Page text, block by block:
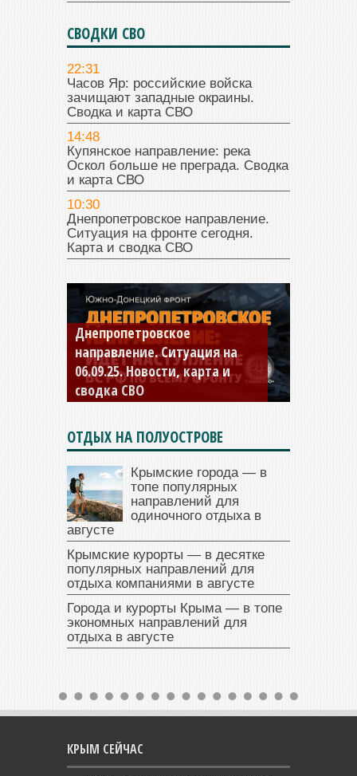
СВОДКИ СВО
22:31
Часов Яр: российские войска
зачищают западные окраины.
Сводка и карта СВО
14:48
Купянское направление: река
Оскол больше не преграда. Сводка
и карта СВО
10:30
Днепропетровское направление.
Ситуация на фронте сегодня.
Карта и сводка СВО
Константиновское
направление. Ситуация на
04.09.25 Новости, карта и
сводка СВО
ОТДЫХ НА ПОЛУОСТРОВЕ
Крымские города — в
топе популярных
направлений для
одиночного отдыха в
августе
Крымские курорты — в десятке
популярных направлений для
отдыха компаниями в августе
Города и курорты Крыма — в топе
экономных направлений для
отдыха в августе
КРЫМ СЕЙЧАС